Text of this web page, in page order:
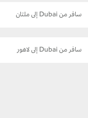
سافر من Dubai إلى ملتان
سافر من Dubai إلى لاهور